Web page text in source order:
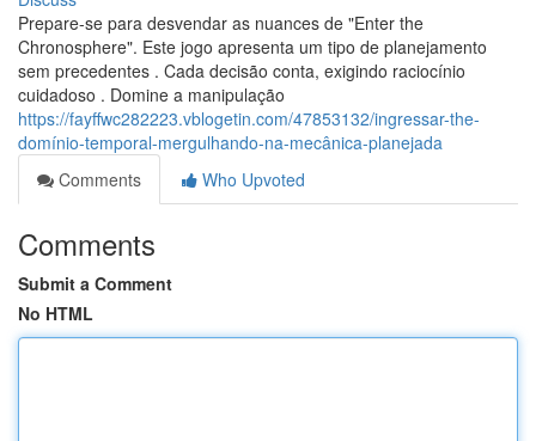
Prepare-se para desvendar as nuances de "Enter the
Chronosphere". Este jogo apresenta um tipo de planejamento
sem precedentes . Cada decisão conta, exigindo raciocínio
cuidadoso . Domine a manipulação
https://fayffwc282223.vblogetin.com/47853132/ingressar-the-
domínio-temporal-mergulhando-na-mecânica-planejada
Comments
Who Upvoted
Comments
Submit a Comment
No HTML